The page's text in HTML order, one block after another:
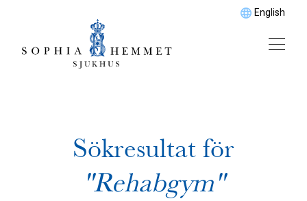
English
Sökresultat för
"Rehabgym"